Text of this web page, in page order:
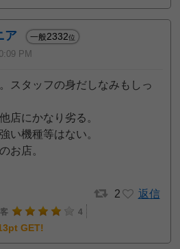
ア 一般2332位
PM
スタッフの身だしなみもしっ
店にかなり劣る。
い機種等はない。
お店。
2 返信
4
GET!